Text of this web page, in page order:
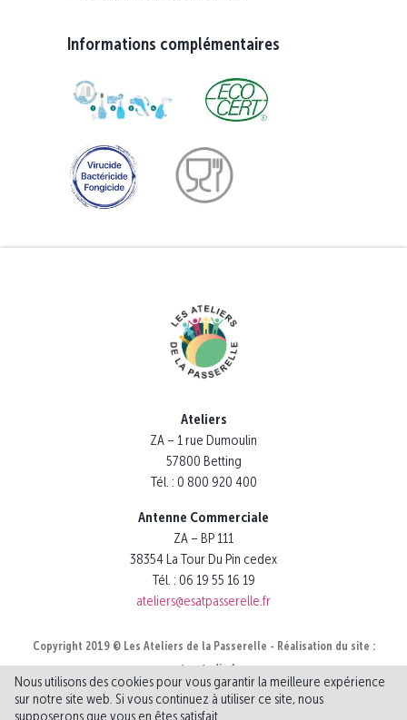
Informations complémentaires
Ateliers
ZA – 1 rue Dumoulin
57800 Betting
Tél. : 0 800 920 400
Antenne Commerciale
ZA – BP 111
38354 La Tour Du Pin cedex
Tél. : 06 19 55 16 19
ateliers@esatpasserelle.fr
Copyright 2019 © Les Ateliers de la Passerelle - Réalisation du site :
notrestudio.fr
Mentions légales
Politique de confidentialité
Nous utilisons des cookies pour vous garantir la meilleure expérience
sur notre site web. Si vous continuez à utiliser ce site, nous
supposerons que vous en êtes satisfait.